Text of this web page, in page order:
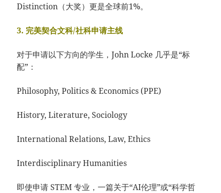
Distinction（大奖）更是全球前1%。
3. 完美契合文科/社科申请主线
对于申请以下方向的学生，John Locke 几乎是“标
配”：
Philosophy, Politics & Economics (PPE)
History, Literature, Sociology
International Relations, Law, Ethics
Interdisciplinary Humanities
即使申请 STEM 专业，一篇关于“AI伦理”或“科学哲